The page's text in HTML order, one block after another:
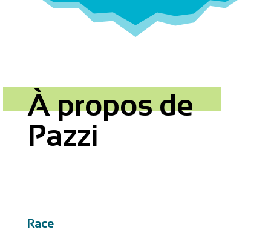
À propos de
Pazzi
Race